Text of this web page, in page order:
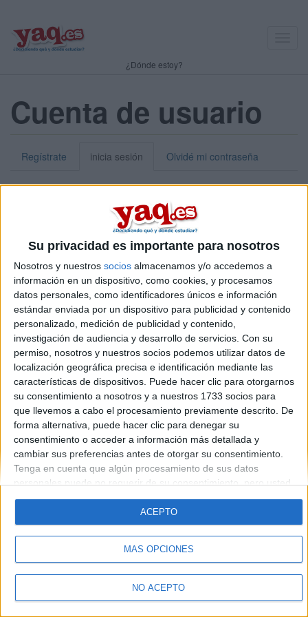
Su privacidad es importante para nosotros
Nosotros y nuestros socios almacenamos y/o accedemos a
información en un dispositivo, como cookies, y procesamos
datos personales, como identificadores únicos e información
estándar enviada por un dispositivo para publicidad y contenido
personalizado, medición de publicidad y contenido,
investigación de audiencia y desarrollo de servicios. Con su
permiso, nosotros y nuestros socios podemos utilizar datos de
localización geográfica precisa e identificación mediante las
características de dispositivos. Puede hacer clic para otorgarnos
su consentimiento a nosotros y a nuestros 1733 socios para
que llevemos a cabo el procesamiento previamente descrito. De
forma alternativa, puede hacer clic para denegar su
consentimiento o acceder a información más detallada y
cambiar sus preferencias antes de otorgar su consentimiento.
Tenga en cuenta que algún procesamiento de sus datos
personales puede no requerir de su consentimiento, pero usted
tiene el derecho de rechazar tal procesamiento. Sus
preferencias se aplicarán solo a este sitio web. Puede cambiar
sus preferencias o retirar su consentimiento en cualquier
momento volviendo a este sitio y haciendo clic en el botón
"Privacidad" en la parte inferior de la página web.
MÁS OPCIONES
NO ACEPTO
ACEPTO
¿Dónde estoy?
Cuenta de usuario
Regístrate inicia sesión Olvidé mi contraseña
Puedes iniciar sesión introduciendo tu nombre de usuario o tu
dirección de correo electrónico.
Contraseña:*
Introduce la contraseña que acompaña a tu nombre de usuario
Quiénes somos|Contactar |Anúnciate
Aviso legal|Politica de privacidad|Condiciones generales
de cookies
© 2003-2026Compás Mediterráneo S.L.- Diego de León 47 - 28006
Madrid [ESPAÑA] - Tel. +34 91 593 2767